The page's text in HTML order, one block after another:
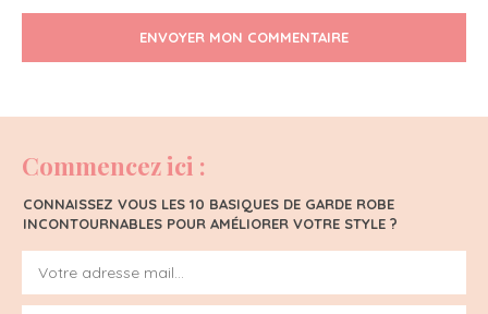
ENVOYER MON COMMENTAIRE
Commencez ici :
CONNAISSEZ VOUS LES 10 BASIQUES DE GARDE ROBE
INCONTOURNABLES POUR AMÉLIORER VOTRE STYLE ?